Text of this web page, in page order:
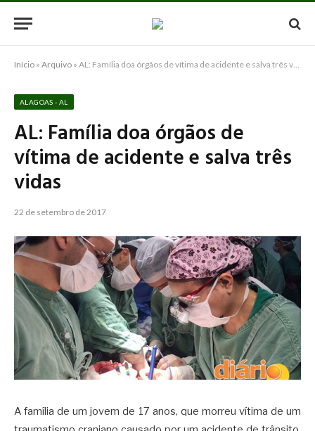
Início » Arquivo » AL: Família doa órgãos de vítima de acidente e salva três vidas
ALAGOAS - AL
AL: Família doa órgãos de
vítima de acidente e salva três
vidas
22 de setembro de 2017
A família de um jovem de 17 anos, que morreu vítima de um